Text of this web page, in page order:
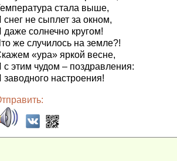
стала выше,
снег не сыплет за окном,
даже солнечно кругом!
же случилось на земле?!
«ура» яркой весне,
с этим чудом – поздравления:
заводного настроения!